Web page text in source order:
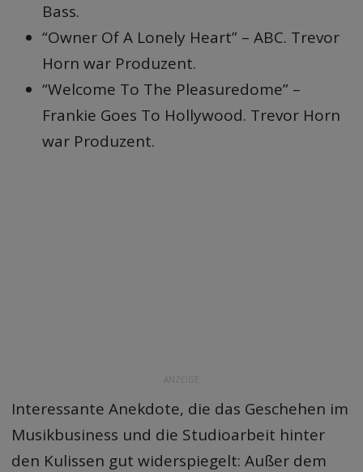
Bass.
“Owner Of A Lonely Heart” – ABC. Trevor
Horn war Produzent.
“Welcome To The Pleasuredome” –
Frankie Goes To Hollywood. Trevor Horn
war Produzent.
ANZEIGE
Interessante Anekdote, die das Geschehen im
Musikbusiness und die Studioarbeit hinter
den Kulissen gut widerspiegelt: Außer dem